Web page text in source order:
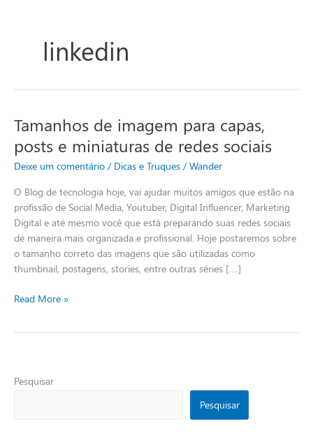
linkedin
Tamanhos de imagem para capas,
posts e miniaturas de redes sociais
Deixe um comentário / Dicas e Truques /Wander
O Blog de tecnologia hoje, vai ajudar muitos amigos que estão na
profissão de Social Media, Youtuber, Digital Influencer, Marketing
Digital e até mesmo você que está preparando suas redes sociais
de maneira mais organizada e profissional. Hoje postaremos sobre
o tamanho correto das imagens que são utilizadas como
thumbnail, postagens, stories, entre outras séries […]
Tamanhos
imagem
para
posts
e
miniaturas
de
redes
sociais
Read More »
Pesquisar
Pesquisar